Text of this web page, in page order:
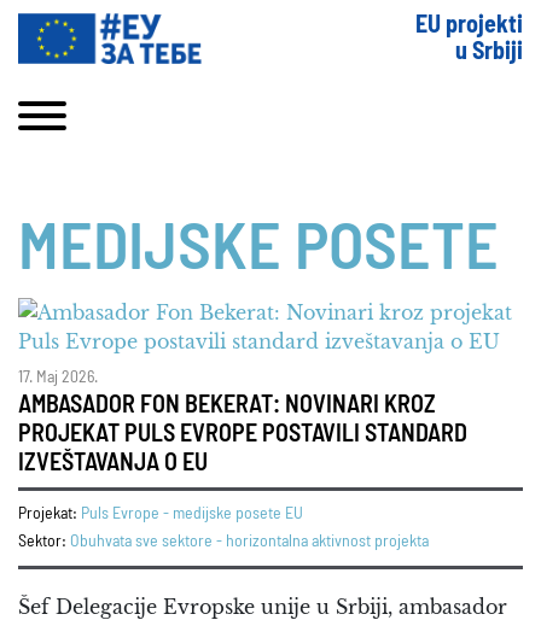
EU projekti
u Srbiji
MEDIJSKE POSETE
17. Maj 2026.
AMBASADOR FON BEKERAT: NOVINARI KROZ
PROJEKAT PULS EVROPE POSTAVILI STANDARD
IZVEŠTAVANJA O EU
Projekat: Puls Evrope - medijske posete EU
Sektor: Obuhvata sve sektore - horizontalna aktivnost projekta
Šef Delegacije Evropske unije u Srbiji, ambasador